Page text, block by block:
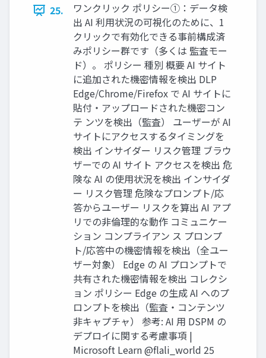
25.
ワンクリック ポリシー①：データ検
出 AI 利用状況の可視化のために、1
クリックで有効化できる事前構成済
みポリシー群です（多くは 監査モー
ド）。 ポリシー 種別 概要 AI サイト
に追加された機密情報を検出 DLP
Edge/Chrome/Firefox で AI サイトに
貼付・アップロードされた機密コン
テ ンツを検出（監査） ユーザーが AI
サイトにアクセスするタイミングを
検出 インサイダー リスク管理 ブラウ
ザーでの AI サイト アクセスを検出 危
険な AI の使用状況を検出 インサイダ
ー リスク管理 危険なプロンプト/応
答からユーザー リスクを算出 AI アプ
リでの非倫理的な動作 コミュニケー
ション コンプライアン ス プロンプ
ト/応答中の機密情報を検出（全ユー
ザー対象） Edge の AI プロンプトで
共有された機密情報を検出 コレクシ
ョン ポリシー Edge の生成 AI へのプ
ロンプトを検出（監査・コンテンツ
非キャプチャ） 参考: AI 用 DSPM の
デプロイに関する考慮事項 |
Microsoft Learn @flali_world 25